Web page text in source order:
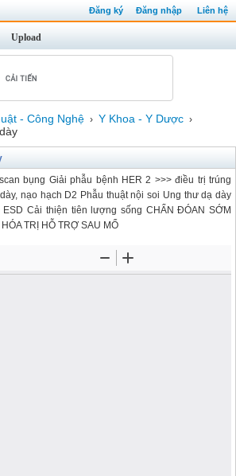
Đăng ký Đăng nhập Liên hệ
Upload
- Công Nghệ › Y Khoa - Y Dược ›
bụng Giải phẫu bệnh HER 2 >>> điều trị trúng
nạo hạch D2 Phẫu thuật nội soi Ung thư dạ dày
Cải thiện tiên lượng sống CHẨN ĐÓAN SỚM
TRỊ HỖ TRỢ SAU MỔ